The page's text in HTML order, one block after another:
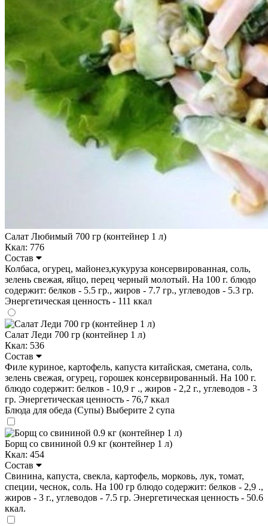
Салат Любимый 700 гр (контейнер 1 л)
Ккал: 776
Состав
Колбаса, огурец, майонез,кукуруза консервированная, соль,
зелень свежая, яйцо, перец черный молотый. На 100 г. блюдо
содержит: белков - 5.5 гр., жиров - 7.7 гр., углеводов - 5.3 гр.
Энергетическая ценность - 111 ккал
Салат Леди 700 гр (контейнер 1 л)
Ккал: 536
Состав
Филе куриное, картофель, капуста китайская, сметана, соль,
зелень свежая, огурец, горошек консервированный. На 100 г.
блюдо содержит: белков - 10,9 г ., жиров - 2,2 г., углеводов - 3
гр. Энергетическая ценность - 76,7 ккал
Блюда для обеда (Супы) Выберите 2 супа
Борщ со свининой 0.9 кг (контейнер 1 л)
Ккал: 454
Состав
Свинина, капуста, свекла, картофель, морковь, лук, томат,
специи, чеснок, соль. На 100 гр блюдо содержит: белков - 2,9 .,
жиров - 3 г., углеводов - 7.5 гр. Энергетическая ценность - 50.6
ккал.